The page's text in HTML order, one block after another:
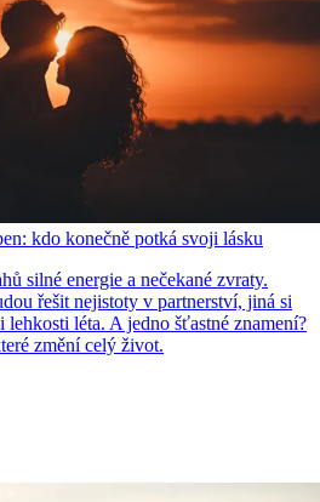
kdo konečně potká svoji lásku
silné energie a nečekané zvraty.
řešit nejistoty v partnerství, jiná si
léta. A jedno šťastné znamení?
změní celý život.